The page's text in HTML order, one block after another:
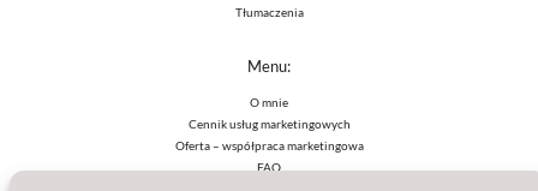
Tłumaczenia
Menu:
O mnie
Cennik usług marketingowych
Oferta – współpraca marketingowa
FAQ